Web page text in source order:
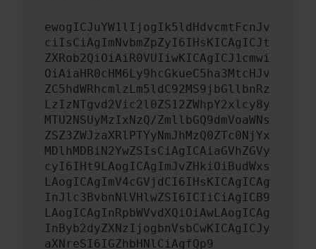
ewogICJuYW1lIjogIk5ldHdvcmtFcnJv
ciIsCiAgImNvbmZpZyI6IHsKICAgICJt
ZXRob2QiOiAiR0VUIiwKICAgICJ1cmwi
OiAiaHR0cHM6Ly9hcGkueC5ha3MtcHJv
ZC5hdWRhcmlzLm5ldC92MS9jbGllbnRz
LzIzNTgvd2Vic2l0ZS12ZWhpY2xlcy8y
MTU2NSUyMzIxNzQ/ZmllbGQ9dmVoaWNs
ZSZ3ZWJzaXRlPTYyNmJhMzQ0ZTc0NjYx
MDlhMDBiN2YwZSIsCiAgICAiaGVhZGVy
cyI6IHt9LAogICAgImJvZHkiOiBudWxs
LAogICAgImV4cGVjdCI6IHsKICAgICAg
InJlc3BvbnNlVHlwZSI6ICIiCiAgICB9
LAogICAgInRpbWVvdXQiOiAwLAogICAg
InByb2dyZXNzIjogbnVsbCwKICAgICJy
aXNreSI6IGZhbHNlCiAgfQp9